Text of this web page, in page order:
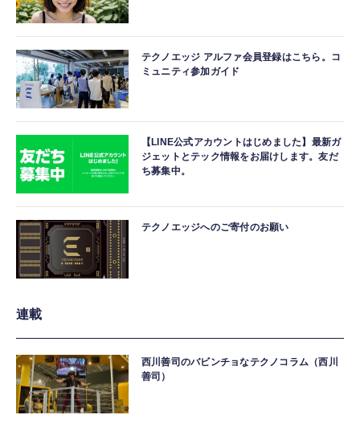
テクノエッジ アルファ会員登録はこちら。コ
ミュニティ参加ガイド
【LINE公式アカウントはじめました】最新ガ
ジェットとテック情報をお届けします。友だ
ち募集中。
テクノエッジへのご寄付のお願い
連載
西川善司のバビンチョなテクノコラム（西川
善司）